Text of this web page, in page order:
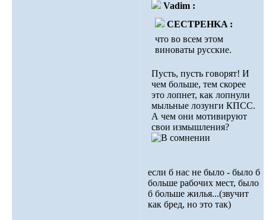
Vadim :
CECTPEHKA :
что во всем этом
виноваты русские.
Пусть, пусть говорят! И
чем больше, тем скорее
это лопнет, как лопнули
мыльные лозунги КПСС.
А чем они мотивируют
свои измышления?
если б нас не было - было б
больше рабочих мест, было
б больше жилья...(звучит
как бред, но это так)